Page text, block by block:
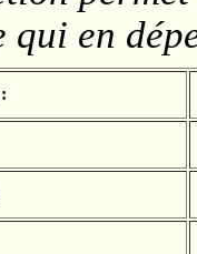
qui en